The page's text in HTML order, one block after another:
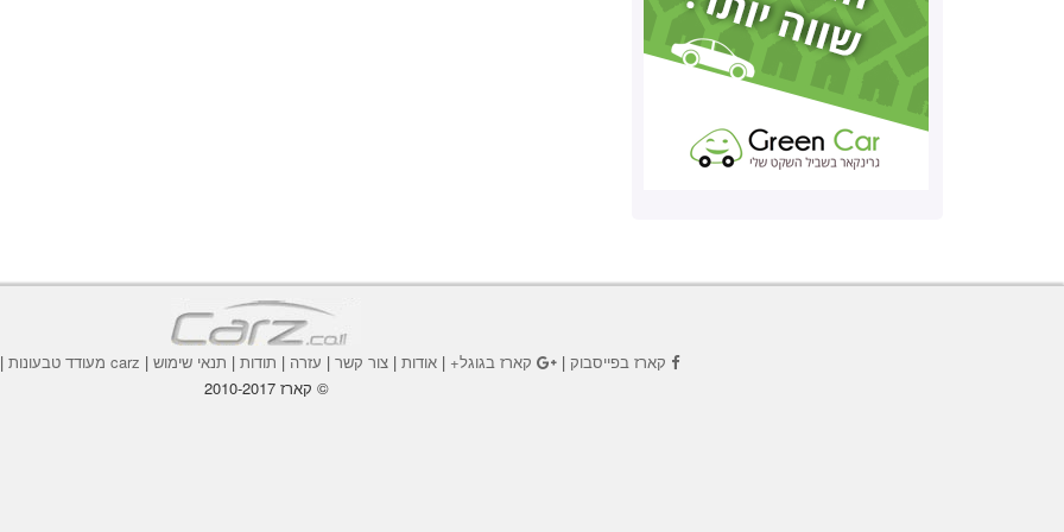
קארז בפייסבוק | קארז בגוגל+ | אודות | צור קשר | עזרה | תודות | תנאי שימוש | carz מעודד טבעונות |
© קארז 2010-2017